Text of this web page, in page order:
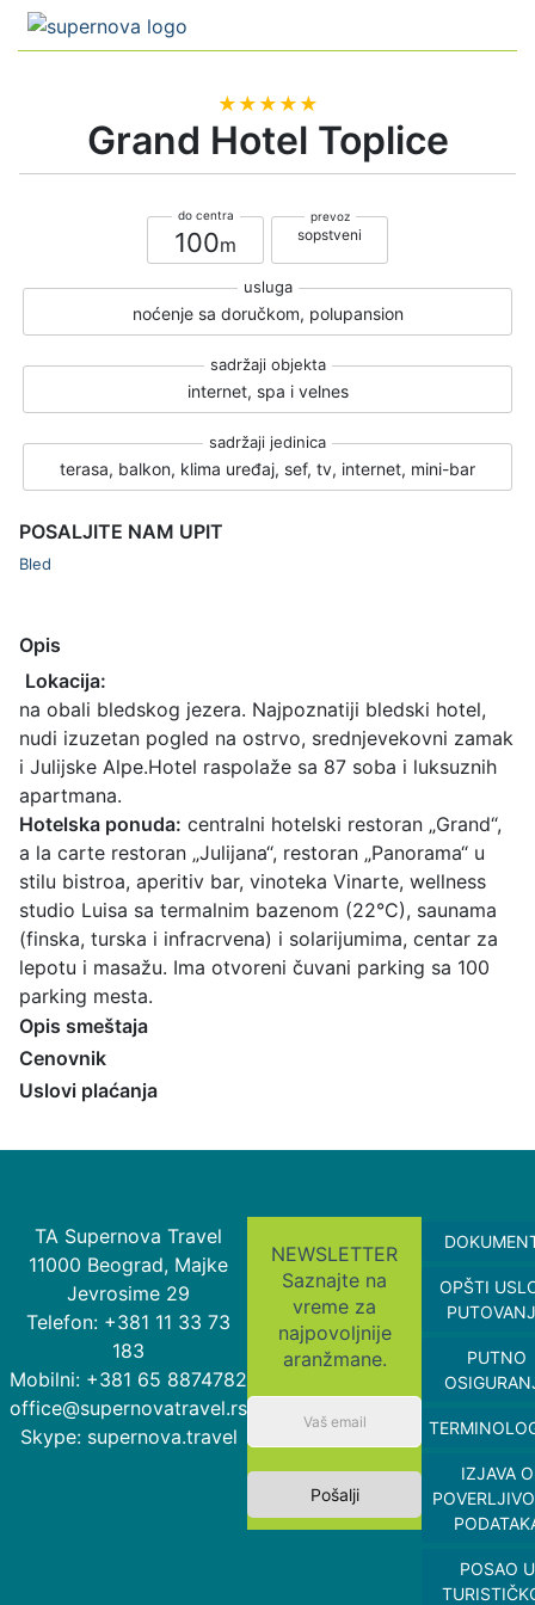
★★★★★
Grand Hotel Toplice
100 sopstveni
noćenje sa doručkom, polupansion
internet, spa i velnes
terasa, balkon, klima uređaj, sef, tv, internet, mini-bar
POSALJITE NAM UPIT
Bled
Opis
Lokacija:
na obali bledskog jezera. Najpoznatiji bledski hotel,
nudi izuzetan pogled na ostrvo, srednjevekovni zamak
i Julijske Alpe.Hotel raspolaže sa 87 soba i luksuznih
apartmana.
Hotelska ponuda: centralni hotelski restoran „Grand“,
a la carte restoran „Julijana“, restoran „Panorama“ u
stilu bistroa, aperitiv bar, vinoteka Vinarte, wellness
studio Luisa sa termalnim bazenom (22°C), saunama
(finska, turska i infracrvena) i solarijumima, centar za
lepotu i masažu. Ima otvoreni čuvani parking sa 100
parking mesta.
Opis smeštaja
Cenovnik
Uslovi plaćanja
TA Supernova Travel
11000 Beograd, Majke
Jevrosime 29
Telefon: +381 11 33 73
183
Mobilni: +381 65 8874782
office@supernovatravel.rs
Skype: supernova.travel
NEWSLETTER
Saznajte na
vreme za
najpovoljnije
aranžmane.
Pošalji
OPŠTI
PUTNO
IZJAVA O
POSAO U